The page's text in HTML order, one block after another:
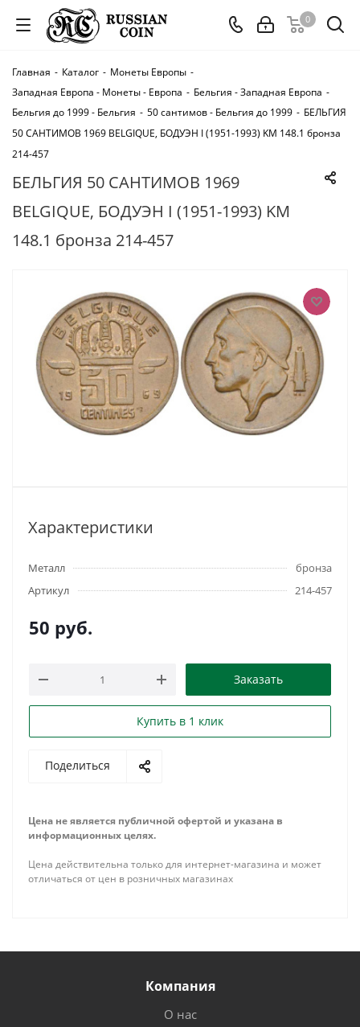
0
Главная - Каталог - Монеты Европы -
Западная Европа - Монеты - Европа - Бельгия - Западная Европа -
Бельгия до 1999 - Бельгия - 50 сантимов - Бельгия до 1999 - БЕЛЬГИЯ
50 САНТИМОВ 1969 BELGIQUE, БОДУЭН I (1951-1993) KM 148.1 бронза
214-457
БЕЛЬГИЯ 50 САНТИМОВ 1969
BELGIQUE, БОДУЭН I (1951-1993) KM
148.1 бронза 214-457
Характеристики
Металл
бронза
Артикул
214-457
50 руб.
Заказать
Купить в 1 клик
Поделиться
Цена не является публичной офертой и указана в
информационных целях.
Цена действительна только для интернет-магазина и может
отличаться от цен в розничных магазинах
Компания
О нас